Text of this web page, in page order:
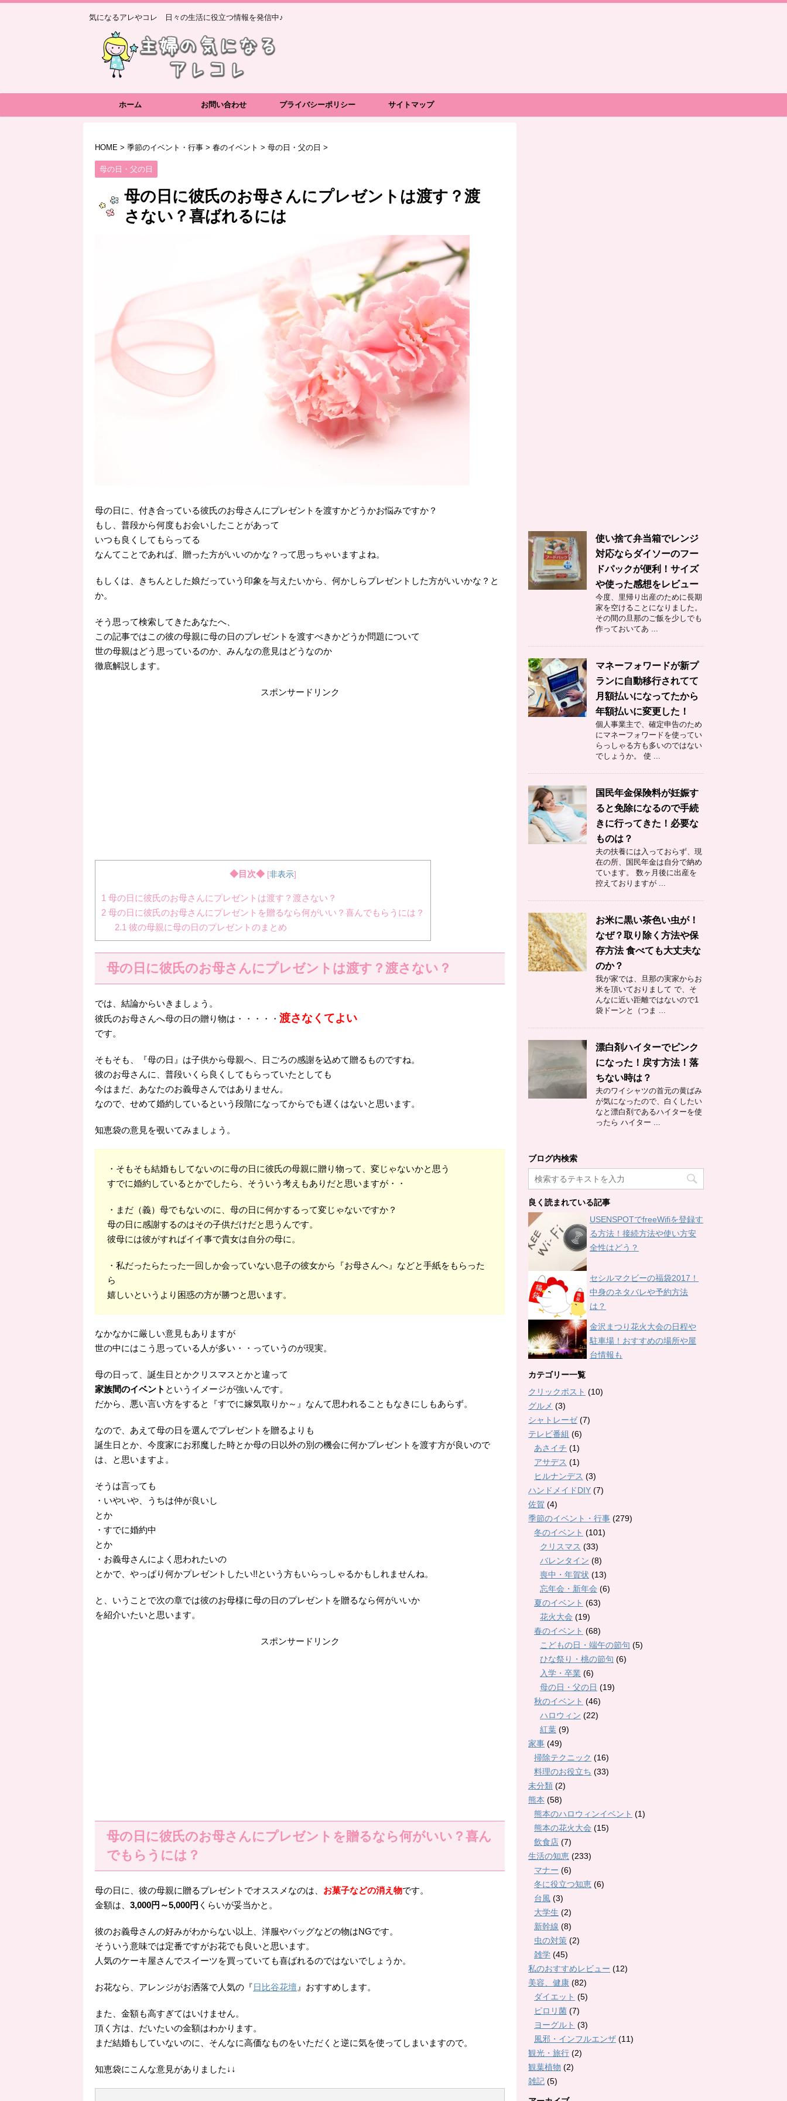
気になるアレやコレ 日々の生活に役立つ情報を発信中♪
ホーム お問い合わせ プライバシーポリシー サイトマップ
HOME > 季節のイベント・行事 > 春のイベント > 母の日・父の日 >
母の日・父の日
母の日に彼氏のお母さんにプレゼントは渡す？渡
さない？喜ばれるには
母の日に、付き合っている彼氏のお母さんにプレゼントを渡すかどうかお悩みですか？
もし、普段から何度もお会いしたことがあって
いつも良くしてもらってる
なんてことであれば、贈った方がいいのかな？って思っちゃいますよね。
もしくは、きちんとした娘だっていう印象を与えたいから、何かしらプレゼントした方がいいかな？と
か。
そう思って検索してきたあなたへ、
この記事ではこの彼の母親に母の日のプレゼントを渡すべきかどうか問題について
世の母親はどう思っているのか、みんなの意見はどうなのか
徹底解説します。
スポンサードリンク
◆目次◆ [非表示]
1 母の日に彼氏のお母さんにプレゼントは渡す？渡さない？
2 母の日に彼氏のお母さんにプレゼントを贈るなら何がいい？喜んでもらうには？
2.1 彼の母親に母の日のプレゼントのまとめ
母の日に彼氏のお母さんにプレゼントは渡す？渡さない？
では、結論からいきましょう。
彼氏のお母さんへ母の日の贈り物は・・・・・ 渡さなくてよい
です。
そもそも、『母の日』は子供から母親へ、日ごろの感謝を込めて贈るものですね。
彼のお母さんに、普段いくら良くしてもらっていたとしても
今はまだ、あなたのお義母さんではありません。
なので、せめて婚約しているという段階になってからでも遅くはないと思います。
知恵袋の意見を覗いてみましょう。
・そもそも結婚もしてないのに母の日に彼氏の母親に贈り物って、変じゃないかと思う
すでに婚約しているとかでしたら、そういう考えもありだと思いますが・・
・まだ（義）母でもないのに、母の日に何かするって変じゃないですか？
母の日に感謝するのはその子供だけだと思うんです。
彼母には彼がすればイイ事で貴女は自分の母に。
・私だったらたった一回しか会っていない息子の彼女から『お母さんへ』などと手紙をもらった
ら
嬉しいというより困惑の方が勝つと思います。
なかなかに厳しい意見もありますが
世の中にはこう思っている人が多い・・っていうのが現実。
母の日って、誕生日とかクリスマスとかと違って
家族間のイベント というイメージが強いんです。
だから、悪い言い方をすると『すでに嫁気取りか～』なんて思われることもなきにしもあらず。
なので、あえて母の日を選んでプレゼントを贈るよりも
誕生日とか、今度家にお邪魔した時とか母の日以外の別の機会に何かプレゼントを渡す方が良いので
は、と思いますよ。
そうは言っても
・いやいや、うちは仲が良いし
とか
・すでに婚約中
とか
・お義母さんによく思われたいの
とかで、やっぱり何かプレゼントしたい!!という方もいらっしゃるかもしれませんね。
と、いうことで次の章では彼のお母様に母の日のプレゼントを贈るなら何がいいか
を紹介いたいと思います。
スポンサードリンク
母の日に彼氏のお母さんにプレゼントを贈るなら何がいい？喜ん
でもらうには？
母の日に、彼の母親に贈るプレゼントでオススメなのは、 お菓子などの消え物です。
金額は、 3,000円～5,000円 くらいが妥当かと。
彼のお義母さんの好みがわからない以上、洋服やバッグなどの物はNGです。
そういう意味では定番ですがお花でも良いと思います。
人気のケーキ屋さんでスイーツを買っていても喜ばれるのではないでしょうか。
お花なら、アレンジがお洒落で人気の『日比谷花壇 』おすすめします。
また、金額も高すぎてはいけません。
頂く方は、だいたいの金額はわかります。
まだ結婚もしていないのに、そんなに高価なものをいただくと逆に気を使ってしまいますので。
知恵袋にこんな意見がありました↓↓
使い捨て弁当箱でレンジ
対応ならダイソーのフー
ドパックが便利！サイズ
や使った感想をレビュー
今度、里帰り出産のために長期
家を空けることになりました。
その間の旦那のご飯を少しでも
作っておいてあ ...
マネーフォワードが新プ
ランに自動移行されてて
月額払いになってたから
年額払いに変更した！
個人事業主で、確定申告のため
にマネーフォワードを使ってい
らっしゃる方も多いのではない
でしょうか。 使 ...
国民年金保険料が妊娠す
ると免除になるので手続
きに行ってきた！必要な
ものは？
夫の扶養には入っておらず、現
在の所、国民年金は自分で納め
ています。 数ヶ月後に出産を
控えておりますが ...
お米に黒い茶色い虫が！
なぜ？取り除く方法や保
存方法 食べても大丈夫な
のか？
我が家では、旦那の実家からお
米を頂いておりまして で、そ
んなに近い距離ではないので1
袋ドーンと（つま ...
漂白剤ハイターでピンク
になった！戻す方法！落
ちない時は？
夫のワイシャツの首元の黄ばみ
が気になったので、白くしたい
なと漂白剤であるハイターを使
ったら ハイター ...
ブログ内検索
良く読まれている記事
USENSPOTでfreeWifiを登録す
る方法！接続方法や使い方安
全性はどう？
セシルマクビーの福袋2017！
中身のネタバレや予約方法
は？
金沢まつり花火大会の日程や
駐車場！おすすめの場所や屋
台情報も
カテゴリー一覧
クリックポスト (10)
グルメ (3)
シャトレーゼ(7)
テレビ番組 (6)
あさイチ (1)
アサデス (1)
ヒルナンデス (3)
ハンドメイドDIY (7)
佐賀 (4)
季節のイベント・行事 (279)
冬のイベント (101)
クリスマス (33)
バレンタイン (8)
喪中・年賀状 (13)
忘年会・新年会 (6)
夏のイベント (63)
花火大会 (19)
春のイベント (68)
こどもの日・端午の節句 (5)
ひな祭り・桃の節句 (6)
入学・卒業 (6)
母の日・父の日 (19)
秋のイベント (46)
ハロウィン (22)
紅葉 (9)
家事 (49)
掃除テクニック (16)
料理のお役立ち (33)
未分類 (2)
熊本 (58)
熊本のハロウィンイベント (1)
熊本の花火大会 (15)
飲食店 (7)
生活の知恵 (233)
マナー (6)
冬に役立つ知恵 (6)
台風 (3)
大学生 (2)
新幹線 (8)
虫の対策 (2)
雑学 (45)
私のおすすめレビュー (12)
美容、健康 (82)
ダイエット (5)
ピロリ菌 (7)
ヨーグルト (3)
風邪・インフルエンザ (11)
観光・旅行 (2)
観葉植物 (2)
雑記 (5)